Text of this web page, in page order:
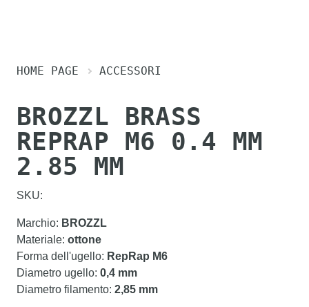
HOME PAGE ACCESSORI
BROZZL BRASS
REPRAP M6 0.4 MM
2.85 MM
SKU:
Marchio: BROZZL
Materiale: ottone
Forma dell'ugello: RepRap M6
Diametro ugello: 0,4 mm
Diametro filamento: 2,85 mm